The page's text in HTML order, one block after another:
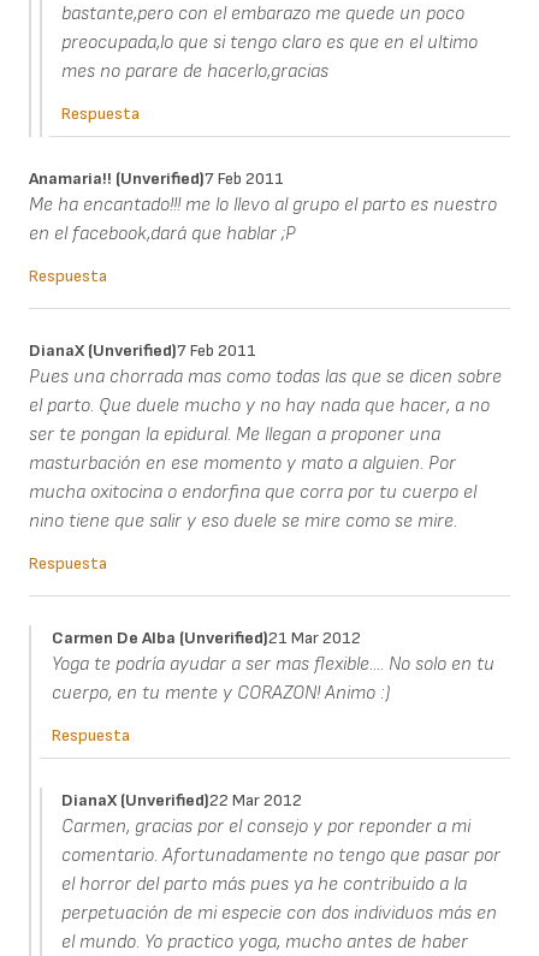
bastante,pero con el embarazo me quede un poco
preocupada,lo que si tengo claro es que en el ultimo
mes no parare de hacerlo,gracias
Respuesta
Anamaria!! (unverified)7 Feb 2011
Me ha encantado!!! me lo llevo al grupo el parto es nuestro
en el facebook,dará que hablar ;P
Respuesta
DianaX (unverified)7 Feb 2011
Pues una chorrada mas como todas las que se dicen sobre
el parto. Que duele mucho y no hay nada que hacer, a no
ser te pongan la epidural. Me llegan a proponer una
masturbación en ese momento y mato a alguien. Por
mucha oxitocina o endorfina que corra por tu cuerpo el
nino tiene que salir y eso duele se mire como se mire.
Respuesta
Carmen De Alba (unverified)21 Mar 2012
Yoga te podría ayudar a ser mas flexible.... No solo en tu
cuerpo, en tu mente y CORAZON! Animo :)
Respuesta
DianaX (unverified)22 Mar 2012
Carmen, gracias por el consejo y por reponder a mi
comentario. Afortunadamente no tengo que pasar por
el horror del parto más pues ya he contribuido a la
perpetuación de mi especie con dos individuos más en
el mundo. Yo practico yoga, mucho antes de haber